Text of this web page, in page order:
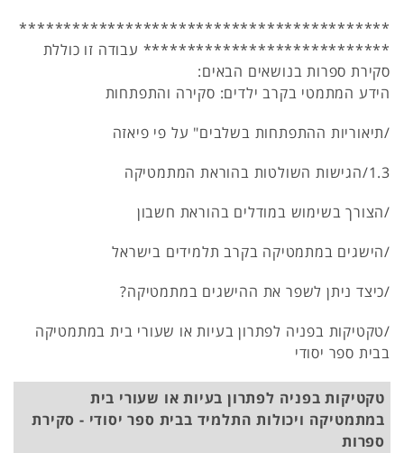
******************************************
**************************** עבודה זו כוללת
סקירת ספרות בנושאים הבאים:
הידע המתמטי בקרב ילדים: סקירה והתפתחות
/תיאוריות ההתפתחות בשלבים" על פי פיאזה
1.3/הגישות השולטות בהוראת המתמטיקה
/הצורך בשימוש במודלים בהוראת חשבון
/הישגים במתמטיקה בקרב תלמידים בישראל
/כיצד ניתן לשפר את ההישגים במתמטיקה?
/טקטיקות בפניה לפתרון בעיות או שעורי בית במתמטיקה
בבית ספר יסודי
טקטיקות בפניה לפתרון בעיות או שעורי בית
במתמטיקה ויכולות התלמיד בבית ספר יסודי - סקירת
ספרות